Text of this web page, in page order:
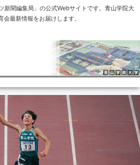
新聞編集局」の公式Webサイトです。青山学院大
会最新情報をお届けします。